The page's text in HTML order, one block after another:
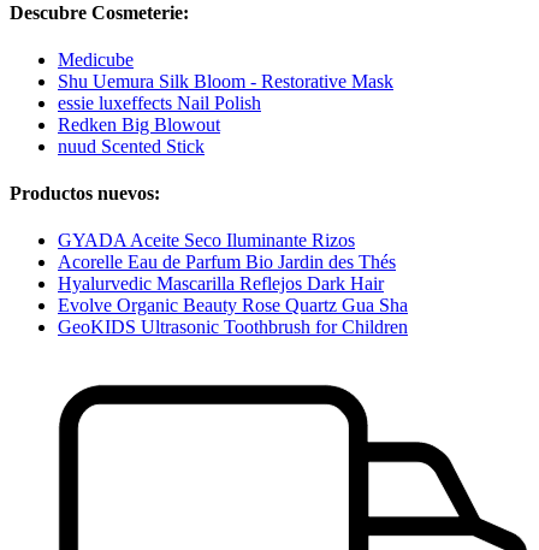
Descubre Cosmeterie:
Medicube
Shu Uemura Silk Bloom - Restorative Mask
essie luxeffects Nail Polish
Redken Big Blowout
nuud Scented Stick
Productos nuevos:
GYADA Aceite Seco Iluminante Rizos
Acorelle Eau de Parfum Bio Jardin des Thés
Hyalurvedic Mascarilla Reflejos Dark Hair
Evolve Organic Beauty Rose Quartz Gua Sha
GeoKIDS Ultrasonic Toothbrush for Children